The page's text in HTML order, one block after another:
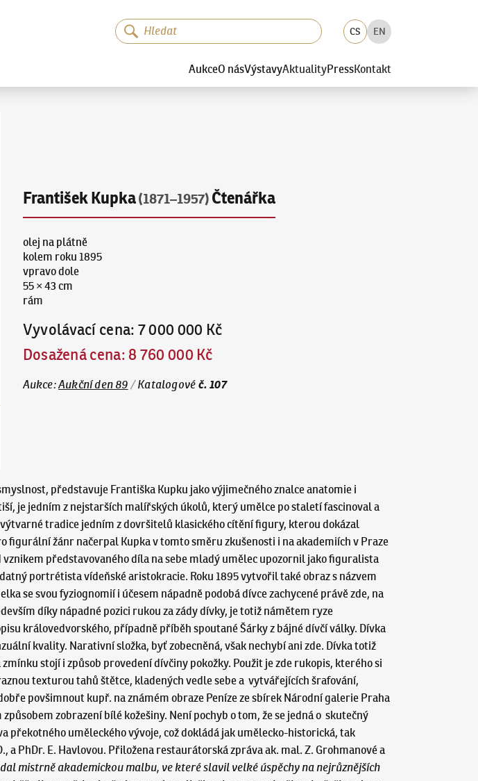
CS EN
AukceO násVýstavyAktualityPressKontakt
František Kupka(1871–1957) Čtenářka
olej na plátně
kolem roku 1895
vpravo dole
55 × 43 cm
rám
Vyvolávací cena: 7 000 000 Kč
Dosažená cena: 8 760 000 Kč
Aukce:Aukční den 89 /Katalogové č.107
představuje Františka Kupku jako výjimečného znalce anatomie i
je jedním z nejstarších malířských úkolů, který umělce po staletí fascinoval a
tradice jedním z dovršitelů klasického cítění figury, kterou dokázal
žánr načerpal Kupka v tomto směru zkušenosti i na akademiích v Praze
představovaného díla na sebe mladý umělec upozornil jako figuralista
portrétista vídeňské aristokracie. Roku 1895 vytvořil také obraz s názvem
se svou fyziognomií i účesem nápadně podobá dívce zachycené právě zde, na
díky nápadné pozici rukou za zády dívky, je totiž námětem ryze
královedvorského, případně příběh spoutané Šárky z bájné dívčí války. Dívka
kvality. Narativní složka, byť zobecněná, však nechybí ani zde. Dívka totiž
stojí i způsob provedení dívčiny pokožky. Použit je zde rukopis, kterého si
texturou tahů štětce, kladených vedle sebe a vytvářejících šrafování,
povšimnout kupř. na známém obraze Peníze ze sbírek Národní galerie Praha
zobrazení bílé kožešiny. Není pochyb o tom, že se jedná o skutečný
uměleckého vývoje, což dokládá jak umělecko-historická, tak
PhDr. E. Havlovou. Přiložena restaurátorská zpráva ak. mal. Z. Grohmanové a
mistrně akademickou malbu, ve které slavil velké úspěchy na nejrůznějších